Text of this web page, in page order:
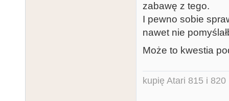
zabawę z tego.
I pewno sobie
nawet nie
Może to kwestia
kupię Atari 815 i 820